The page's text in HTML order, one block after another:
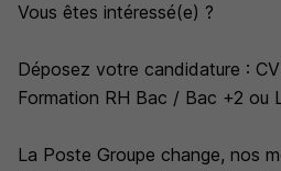
Vous êtes intéressé(e) ?
Déposez votre candidature :
Formation RH Bac / Bac +2 ou
La Poste Groupe change, nos